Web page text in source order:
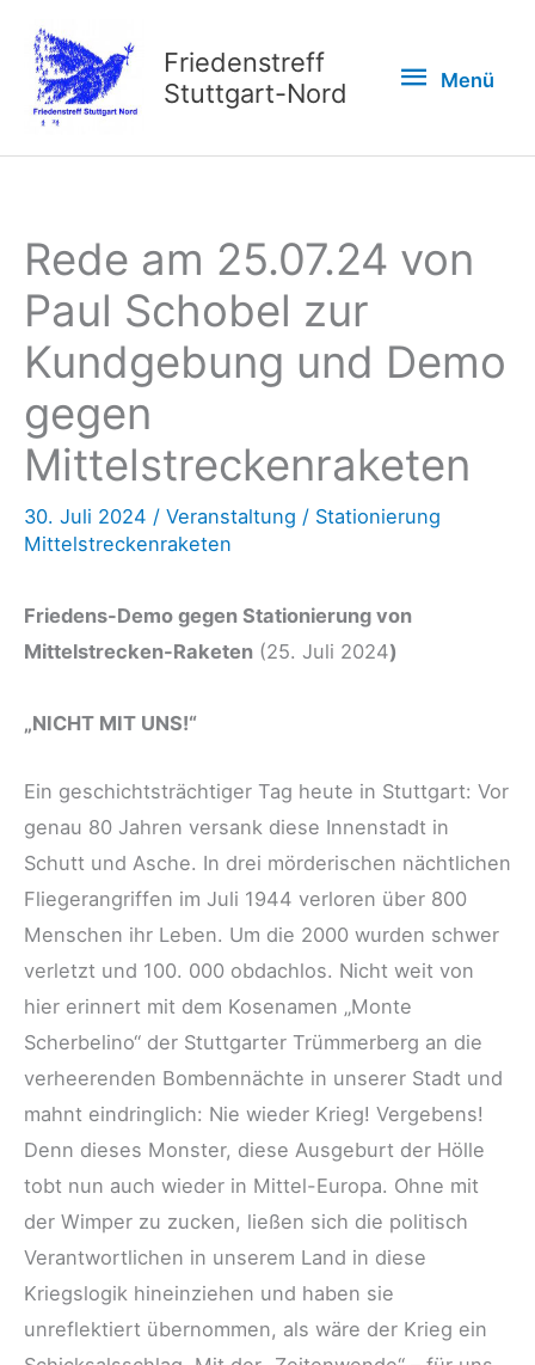
Inhalt
springen
Friedenstreff
Stuttgart-Nord
Menü
Menü
Rede am 25.07.24 von
Paul Schobel zur
Kundgebung und Demo
gegen
Mittelstreckenraketen
30. Juli 2024 / Veranstaltung / Stationierung
Mittelstreckenraketen
Friedens-Demo gegen Stationierung von
Mittelstrecken-Raketen (25. Juli 2024)
„NICHT MIT UNS!“
Ein geschichtsträchtiger Tag heute in Stuttgart: Vor
genau 80 Jahren versank diese Innenstadt in
Schutt und Asche. In drei mörderischen nächtlichen
Fliegerangriffen im Juli 1944 verloren über 800
Menschen ihr Leben. Um die 2000 wurden schwer
verletzt und 100. 000 obdachlos. Nicht weit von
hier erinnert mit dem Kosenamen „Monte
Scherbelino“ der Stuttgarter Trümmerberg an die
verheerenden Bombennächte in unserer Stadt und
mahnt eindringlich: Nie wieder Krieg! Vergebens!
Denn dieses Monster, diese Ausgeburt der Hölle
tobt nun auch wieder in Mittel-Europa. Ohne mit
der Wimper zu zucken, ließen sich die politisch
Verantwortlichen in unserem Land in diese
Kriegslogik hineinziehen und haben sie
unreflektiert übernommen, als wäre der Krieg ein